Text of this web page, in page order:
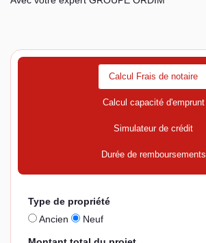
Calcul Frais de notaire
Calcul capacité d'emprunt
Simulateur de crédit
Durée de remboursements